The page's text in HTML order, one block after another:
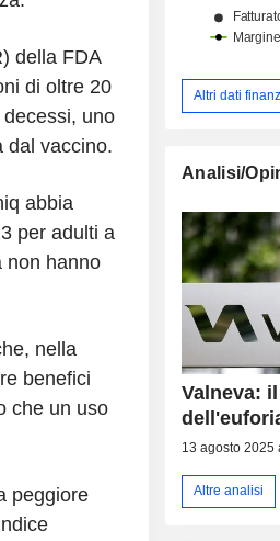
della FDA
di oltre 20
uno
dal vaccino.
abbia
per adulti a
non hanno
nella
benefici
che un uso
peggiore
Altri dati
Analisi/
Valneva:
13 agosto 2025
Altre analisi